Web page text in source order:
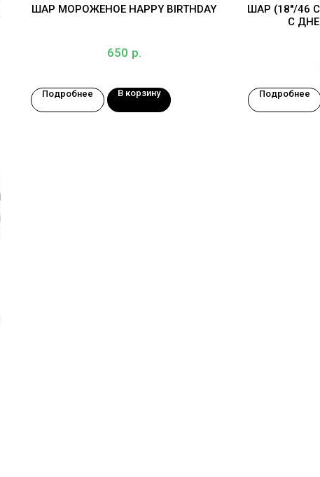
ШАР МОРОЖЕНОЕ HAPPY BIRTHDAY
650 р.
Подробнее В корзину
ШАР (18''/46
С
Подробнее